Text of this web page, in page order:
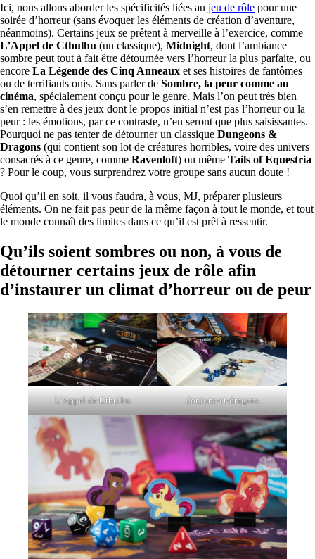
Ici, nous allons aborder les spécificités liées au jeu de rôle pour une
soirée d’horreur (sans évoquer les éléments de création d’aventure,
néanmoins). Certains jeux se prêtent à merveille à l’exercice, comme
L’Appel de Cthulhu (un classique), Midnight, dont l’ambiance
sombre peut tout à fait être détournée vers l’horreur la plus parfaite, ou
encore La Légende des Cinq Anneaux et ses histoires de fantômes
ou de terrifiants onis. Sans parler de Sombre, la peur comme au
cinéma, spécialement conçu pour le genre. Mais l’on peut très bien
s’en remettre à des jeux dont le propos initial n’est pas l’horreur ou la
peur : les émotions, par ce contraste, n’en seront que plus saisissantes.
Pourquoi ne pas tenter de détourner un classique Dungeons &
Dragons (qui contient son lot de créatures horribles, voire des univers
consacrés à ce genre, comme Ravenloft) ou même Tails of Equestria
? Pour le coup, vous surprendrez votre groupe sans aucun doute !
Quoi qu’il en soit, il vous faudra, à vous, MJ, préparer plusieurs
éléments. On ne fait pas peur de la même façon à tout le monde, et tout
le monde connaît des limites dans ce qu’il est prêt à ressentir.
Qu’ils soient sombres ou non, à vous de
détourner certains jeux de rôle afin
d’instaurer un climat d’horreur ou de peur
L’Appel de Cthulhu donjons-et-dragons